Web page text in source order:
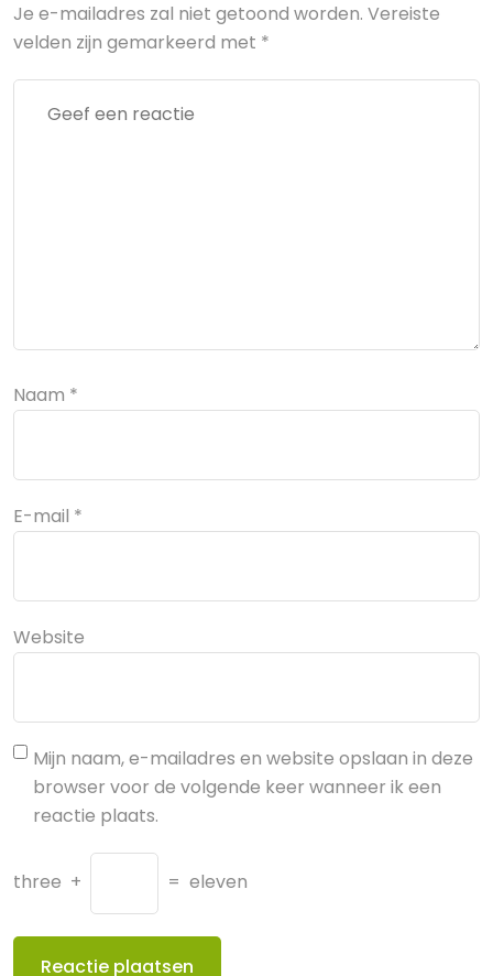
Je e-mailadres zal niet getoond worden. Vereiste
velden zijn gemarkeerd met *
Naam *
E-mail *
Website
Mijn naam, e-mailadres en website opslaan in deze
browser voor de volgende keer wanneer ik een
reactie plaats.
three + = eleven